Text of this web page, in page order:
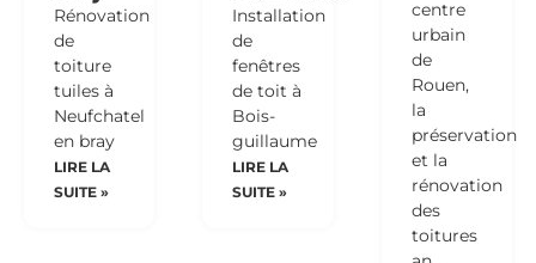
Rénovation
de
toiture
tuiles à
Neufchatel
en bray
LIRE LA
SUITE »
Installation
de
fenêtres
de toit à
Bois-
guillaume
LIRE LA
SUITE »
centre
urbain
de
Rouen,
la
préservation
et la
rénovation
des
toitures